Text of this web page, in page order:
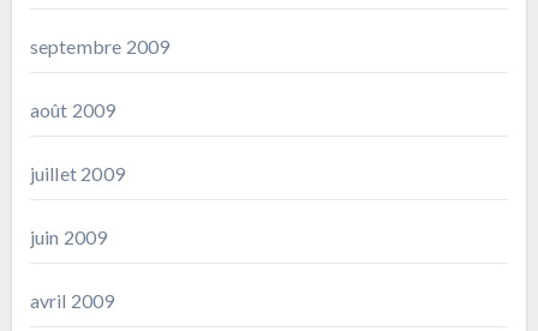
septembre 2009
août 2009
juillet 2009
juin 2009
avril 2009